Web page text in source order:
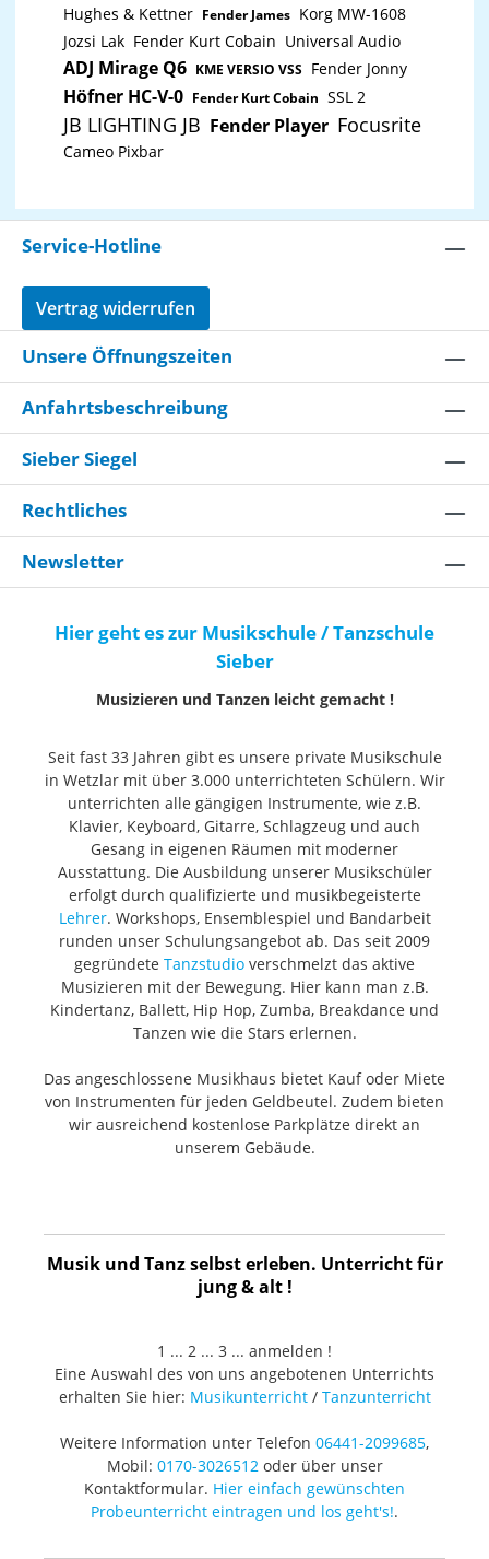
Hughes & Kettner Fender James Korg MW-1608
Jozsi Lak Fender Kurt Cobain Universal Audio
ADJ Mirage Q6 KME VERSIO VSS Fender Jonny
Höfner HC-V-0 Fender Kurt Cobain SSL 2
JB LIGHTING JB Fender Player Focusrite
Cameo Pixbar
Service-Hotline
Vertrag widerrufen
Unsere Öffnungszeiten
Anfahrtsbeschreibung
Sieber Siegel
Rechtliches
Newsletter
Hier geht es zur Musikschule / Tanzschule
Sieber
Musizieren und Tanzen leicht gemacht !
Seit fast 33 Jahren gibt es unsere private Musikschule
in Wetzlar mit über 3.000 unterrichteten Schülern. Wir
unterrichten alle gängigen Instrumente, wie z.B.
Klavier, Keyboard, Gitarre, Schlagzeug und auch
Gesang in eigenen Räumen mit moderner
Ausstattung. Die Ausbildung unserer Musikschüler
erfolgt durch qualifizierte und musikbegeisterte
Lehrer. Workshops, Ensemblespiel und Bandarbeit
runden unser Schulungsangebot ab. Das seit 2009
gegründete Tanzstudio verschmelzt das aktive
Musizieren mit der Bewegung. Hier kann man z.B.
Kindertanz, Ballett, Hip Hop, Zumba, Breakdance und
Tanzen wie die Stars erlernen.
Das angeschlossene Musikhaus bietet Kauf oder Miete
von Instrumenten für jeden Geldbeutel. Zudem bieten
wir ausreichend kostenlose Parkplätze direkt an
unserem Gebäude.
Musik und Tanz selbst erleben. Unterricht für
jung & alt !
1 ... 2 ... 3 ... anmelden !
Eine Auswahl des von uns angebotenen Unterrichts
erhalten Sie hier: Musikunterricht/ Tanzunterricht
Weitere Information unter Telefon 06441-2099685,
Mobil: 0170-3026512oder über unser
Kontaktformular. Hier einfach gewünschten
Probeunterricht eintragen und los geht's!.